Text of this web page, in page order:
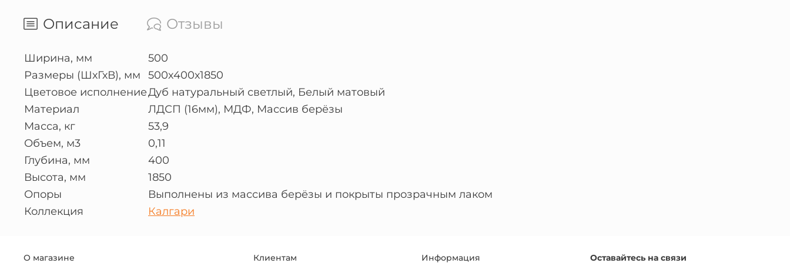
Описание Отзывы
Ширина, мм
500
Размеры (ШхГхВ), мм
500х400х1850
Цветовое исполнениеДуб натуральный светлый, Белый матовый
Материал
ЛДСП (16мм), МДФ, Массив берёзы
Масса, кг
53,9
Объем, м3
0,11
Глубина, мм
400
Высота, мм
1850
Опоры
Выполнены из массива берёзы и покрыты прозрачным лаком
Коллекция
Калгари
О магазине Клиентам Информация Оставайтесь на связи